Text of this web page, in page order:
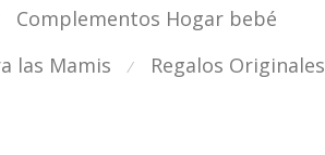
Complementos Hogar bebé
las Mamis ⁄ Regalos Originales